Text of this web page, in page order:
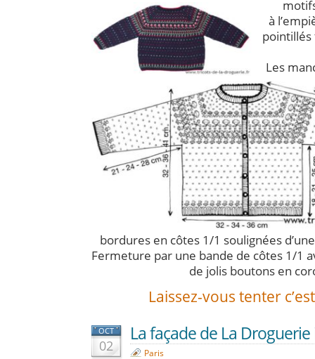
à
Les
bordures en côtes 1/1 soulignées
Fermeture par une bande de côtes 1/1
de jolis boutons en
Laissez-vous tenter
OCT
02
La façade de La
Paris